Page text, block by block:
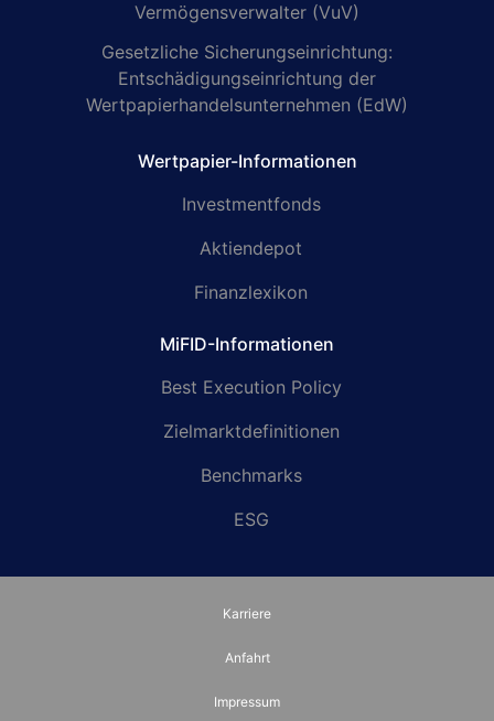
Vermögensverwalter (VuV)
Gesetzliche Sicherungseinrichtung:
Entschädigungseinrichtung der
Wertpapierhandelsunternehmen (EdW)
Wertpapier-Informationen
Investmentfonds
Aktiendepot
Finanzlexikon
MiFID-Informationen
Best Execution Policy
Zielmarktdefinitionen
Benchmarks
ESG
Karriere
Anfahrt
Impressum